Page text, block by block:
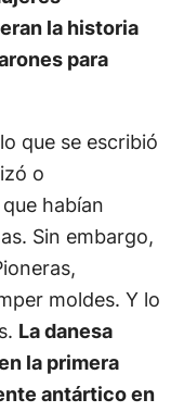
la historia
para
que se escribió
o
habían
Sin embargo,
moldes. Y lo
La danesa
la primera
antártico en